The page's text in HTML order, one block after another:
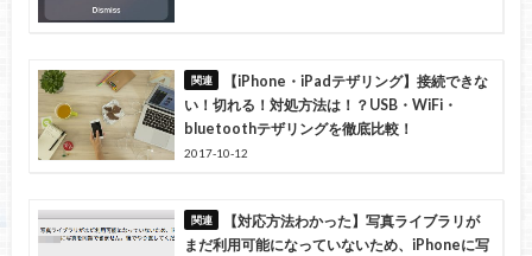
【iPhone・iPadテザリング】接続できな
い！切れる！対処方法は！？USB・WiFi・
bluetoothテザリングを徹底比較！
2017-10-12
【対応方法わかった】写真ライブラリが
まだ利用可能になっていないため、iPhoneに写